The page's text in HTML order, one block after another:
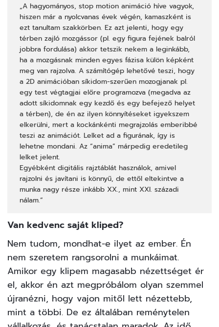
„A hagyományos, stop motion animáció híve vagyok,
hiszen már a nyolcvanas évek végén, kamaszként is
ezt tanultam szakkörben. Ez azt jelenti, hogy egy
térben zajló mozgássor (pl. egy figura fejének balról
jobbra fordulása) akkor tetszik nekem a leginkább,
ha a mozgásnak minden egyes fázisa külön képként
meg van rajzolva. A számítógép lehetővé teszi, hogy
a 2D animációban síkidom-szerűen mozogjanak pl.
egy test végtagjai előre programozva (megadva az
adott síkidomnak egy kezdő és egy befejező helyet
a térben), de én az ilyen könnyítéseket igyekszem
elkerülni, mert a kockánkénti megrajzolás emberibbé
teszi az animációt. Lelket ad a figurának, így is
lehetne mondani. Az “anima” márpedig eredetileg
lelket jelent.
Egyébként digitális rajztáblát használok, amivel
rajzolni és javítani is könnyű, de ettől eltekintve a
munka nagy része inkább XX., mint XXI. századi
nálam.”
Van kedvenc saját kliped?
Nem tudom, mondhat-e ilyet az ember. Én
nem szeretem rangsorolni a munkáimat.
Amikor egy klipem magasabb nézettséget ér
el, akkor én azt megpróbálom olyan szemmel
újranézni, hogy vajon mitől lett nézettebb,
mint a többi. De ez általában reménytelen